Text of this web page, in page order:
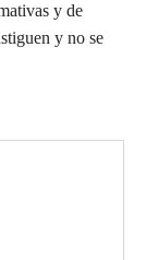
y de
y no se